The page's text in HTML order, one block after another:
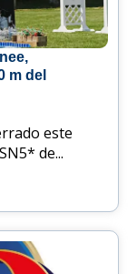
m del
este
de...